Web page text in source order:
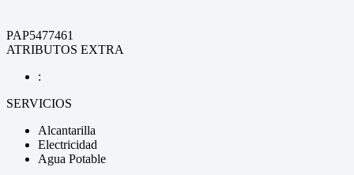
PAP5477461
ATRIBUTOS EXTRA
:
SERVICIOS
Alcantarilla
Electricidad
Agua Potable